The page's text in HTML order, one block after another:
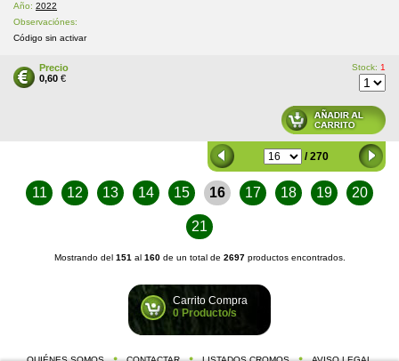
Año: 2022
Observaciónes:
Código sin activar
Precio
0,60 €
Stock: 1
/ 270
11 12 13 14 15 16 17 18 19 20
21
Mostrando del 151 al 160de un total de 2697productos encontrados.
Carrito Compra
0 Producto/s